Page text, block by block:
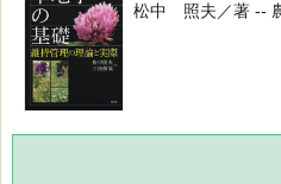
松中 照夫／著 --